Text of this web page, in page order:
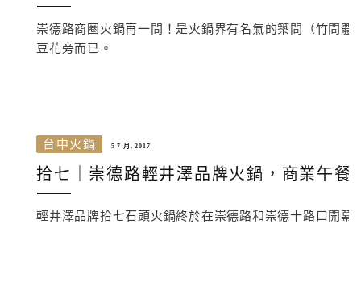
崇德路商圈火鍋再一間！是火鍋界有名氣的築間（竹間
豆花旁而已。
台中火鍋 5 7 月, 2017
拾七｜崇德路輕井澤品牌火鍋，商業午
輕井澤品牌拾七石頭火鍋終於在崇德路和崇德十路口開